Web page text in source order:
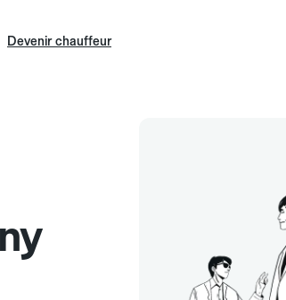
Devenir chauffeur